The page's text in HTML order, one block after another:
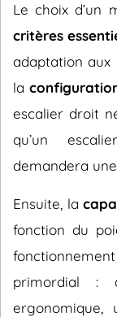
Le choix d’un
critères
adaptation aux
la
escalier droit
qu’un
demandera
Ensuite, la
fonction du
primordial :
ergonomique,